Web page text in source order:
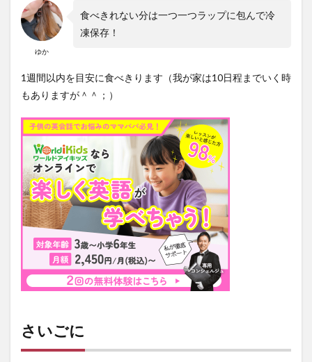
ゆか
食べきれない分は一つ一つラップに包んで冷
凍保存！
1週間以内を目安に食べきります（我が家は10日程までいく時
もありますが＾＾；）
さいごに